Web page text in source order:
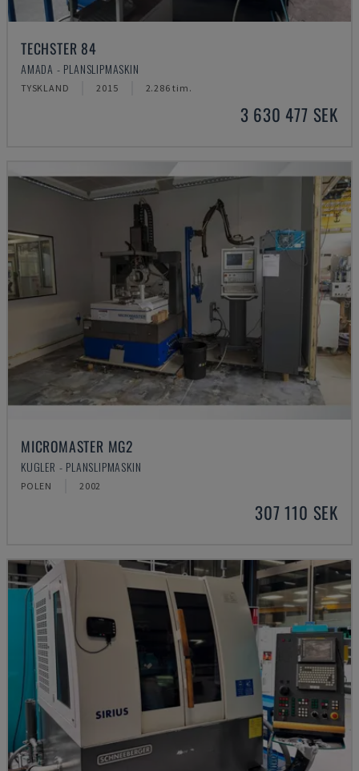
TECHSTER 84
AMADA - PLANSLIPMASKIN
TYSKLAND 2015 2.286 tim.
3 630 477 SEK
MICROMASTER MG2
KUGLER - PLANSLIPMASKIN
POLEN 2002
307 110 SEK